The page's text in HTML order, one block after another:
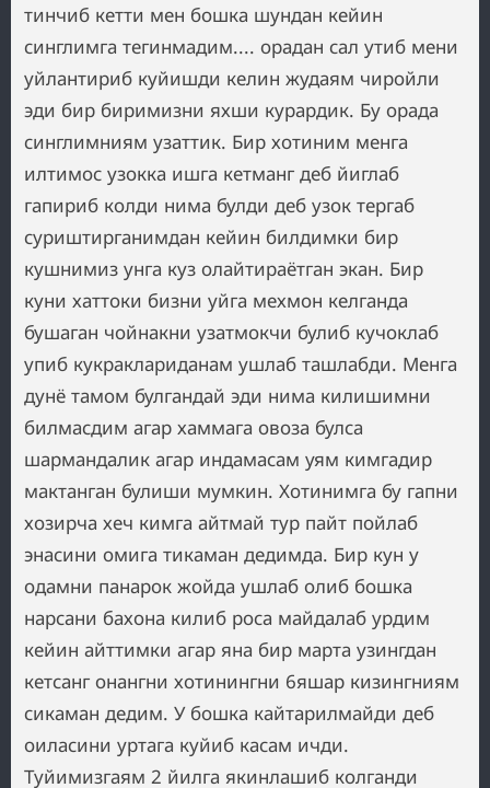
тинчиб кетти мен бошка шундан кейин
синглимга тегинмадим.... орадан сал утиб мени
уйлантириб куйишди келин жудаям чиройли
эди бир биримизни яхши курардик. Бу орада
синглимниям узаттик. Бир хотиним менга
илтимос узокка ишга кетманг деб йиглаб
гапириб колди нима булди деб узок тергаб
суриштирганимдан кейин билдимки бир
кушнимиз унга куз олайтираётган экан. Бир
куни хаттоки бизни уйга мехмон келганда
бушаган чойнакни узатмокчи булиб кучоклаб
упиб кукраклариданам ушлаб ташлабди. Менга
дунё тамом булгандай эди нима килишимни
билмасдим агар хаммага овоза булса
шармандалик агар индамасам уям кимгадир
мактанган булиши мумкин. Хотинимга бу гапни
хозирча хеч кимга айтмай тур пайт пойлаб
энасини омига тикаман дедимда. Бир кун у
одамни панарок жойда ушлаб олиб бошка
нарсани бахона килиб роса майдалаб урдим
кейин айттимки агар яна бир марта узингдан
кетсанг онангни хотинингни 6яшар кизингниям
сикаман дедим. У бошка кайтарилмайди деб
оиласини уртага куйиб касам ичди.
Туйимизгаям 2 йилга якинлашиб колганди